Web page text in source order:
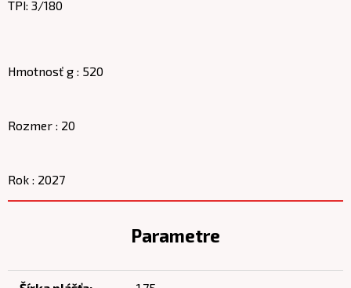
TPI: 3/180
Hmotnosť g : 520
Rozmer : 20
Rok : 2027
Parametre